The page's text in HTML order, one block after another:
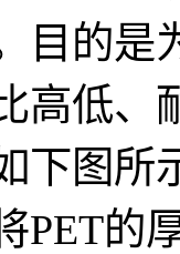
目的是
高低、
下图所
PET的